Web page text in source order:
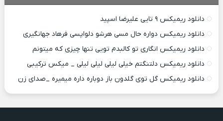
دانلود ریمیکس ۹ تایی علیرضا اسپید
دانلود ریمیکس دواره حال مسی هرشو دلواپسی فرهاد جهانگیری
دانلود ریمیکس انگاری تو کالبدم تویی تنها چیزی که میتونم
دانلود ریمیکس دلتنگتم خیلی لیلی لیلی لیلی _ میکس ترکیبی
دانلود ریمیکس گل توی گلدون باز دوباره داره میمیره _صدای زن